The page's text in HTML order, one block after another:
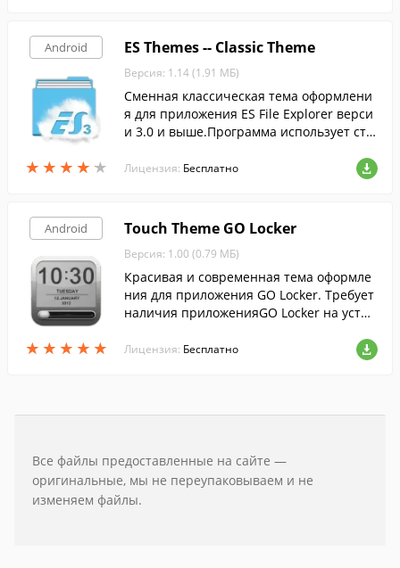
Android
★ ★ ★ ★ ★
★ ★ ★ ★ ★
ES Themes -- Classic Theme
Версия: 1.14 (1.91 МБ)
Сменная классическая тема оформлени
я для приложения ES File Explorer верси
и 3.0 и выше.Программа использует ста
на классическом интерфейсе ES 3.0
Лицензия: Бесплатно
Android
★ ★ ★ ★ ★
★ ★ ★ ★ ★
Touch Theme GO Locker
Версия: 1.00 (0.79 МБ)
Красивая и современная тема оформле
ния для приложения GO Locker. Требует
наличия приложенияGO Locker на устро
Лицензия: Бесплатно
Все файлы предоставленные на сайте —
оригинальные, мы не переупаковываем и не
изменяем файлы.